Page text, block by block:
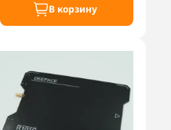
В корзину